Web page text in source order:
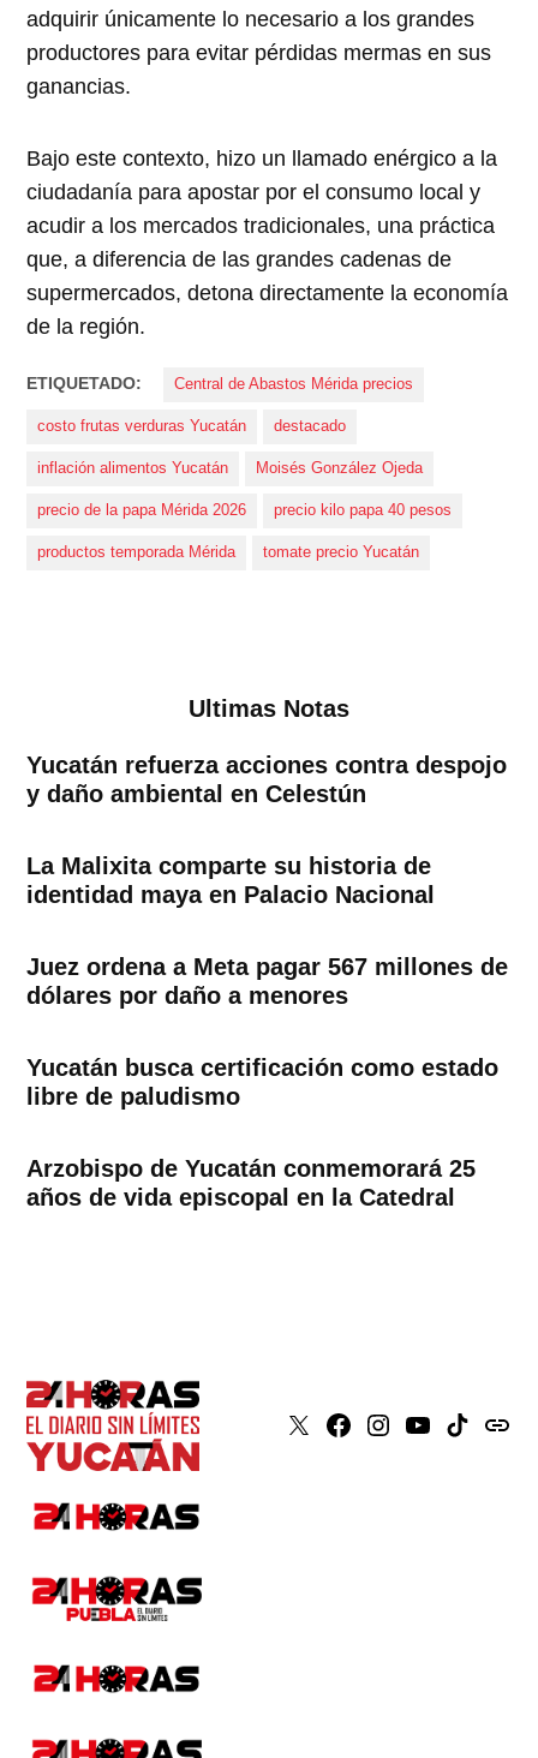
adquirir únicamente lo necesario a los grandes
productores para evitar pérdidas mermas en sus
ganancias.
Bajo este contexto, hizo un llamado enérgico a la
ciudadanía para apostar por el consumo local y
acudir a los mercados tradicionales, una práctica
que, a diferencia de las grandes cadenas de
supermercados, detona directamente la economía
de la región.
ETIQUETADO: Central de Abastos Mérida precios
costo frutas verduras Yucatán destacado
inflación alimentos Yucatán Moisés González Ojeda
precio de la papa Mérida 2026 precio kilo papa 40 pesos
productos temporada Mérida tomate precio Yucatán
Ultimas Notas
Yucatán refuerza acciones contra despojo
y daño ambiental en Celestún
La Malixita comparte su historia de
identidad maya en Palacio Nacional
Juez ordena a Meta pagar 567 millones de
dólares por daño a menores
Yucatán busca certificación como estado
libre de paludismo
Arzobispo de Yucatán conmemorará 25
años de vida episcopal en la Catedral
X Faceboook
Instagram
YoutubeTiktokissuu